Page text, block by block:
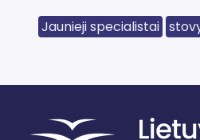
Jaunieji specialistai